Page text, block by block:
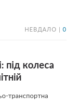
НЕВДАЛО | 0
під колеса
транспортна